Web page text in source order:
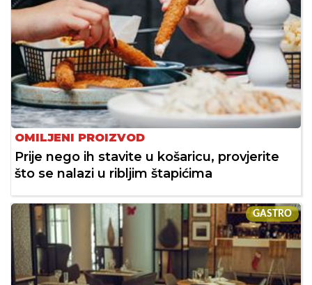
OMILJENI PROIZVOD
Prije nego ih stavite u košaricu, provjerite
što se nalazi u ribljim štapićima
GASTRO